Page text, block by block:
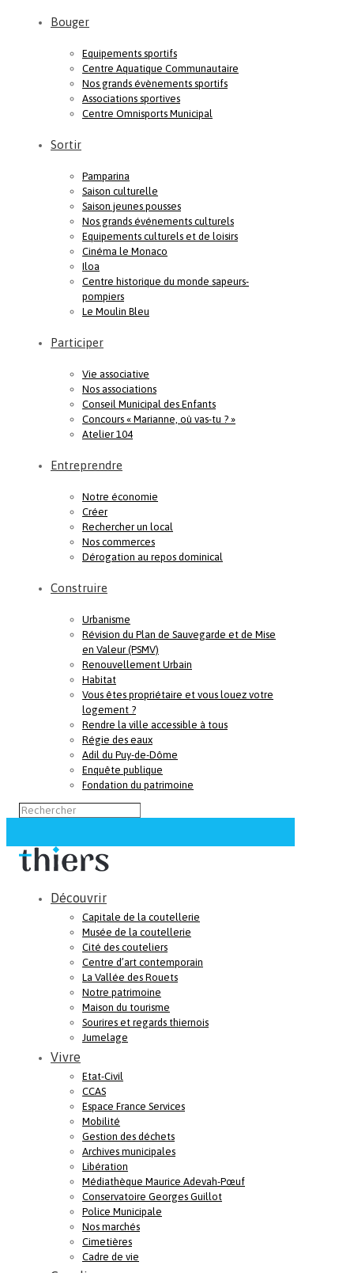
Bouger
Equipements sportifs
Centre Aquatique Communautaire
Nos grands évènements sportifs
Associations sportives
Centre Omnisports Municipal
Sortir
Pamparina
Saison culturelle
Saison jeunes pousses
Nos grands événements culturels
Equipements culturels et de loisirs
Cinéma le Monaco
Iloa
Centre historique du monde sapeurs-
pompiers
Le Moulin Bleu
Participer
Vie associative
Nos associations
Conseil Municipal des Enfants
Concours « Marianne, où vas-tu ? »
Atelier 104
Entreprendre
Notre économie
Créer
Rechercher un local
Nos commerces
Dérogation au repos dominical
Construire
Urbanisme
Révision du Plan de Sauvegarde et de Mise
en Valeur (PSMV)
Renouvellement Urbain
Habitat
Vous êtes propriétaire et vous louez votre
logement ?
Rendre la ville accessible à tous
Régie des eaux
Adil du Puy-de-Dôme
Enquête publique
Fondation du patrimoine
Découvrir
Capitale de la coutellerie
Musée de la coutellerie
Cité des couteliers
Centre d’art contemporain
La Vallée des Rouets
Notre patrimoine
Maison du tourisme
Sourires et regards thiernois
Jumelage
Vivre
Etat-Civil
CCAS
Espace France Services
Mobilité
Gestion des déchets
Archives municipales
Libération
Médiathèque Maurice Adevah-Pœuf
Conservatoire Georges Guillot
Police Municipale
Nos marchés
Cimetières
Cadre de vie